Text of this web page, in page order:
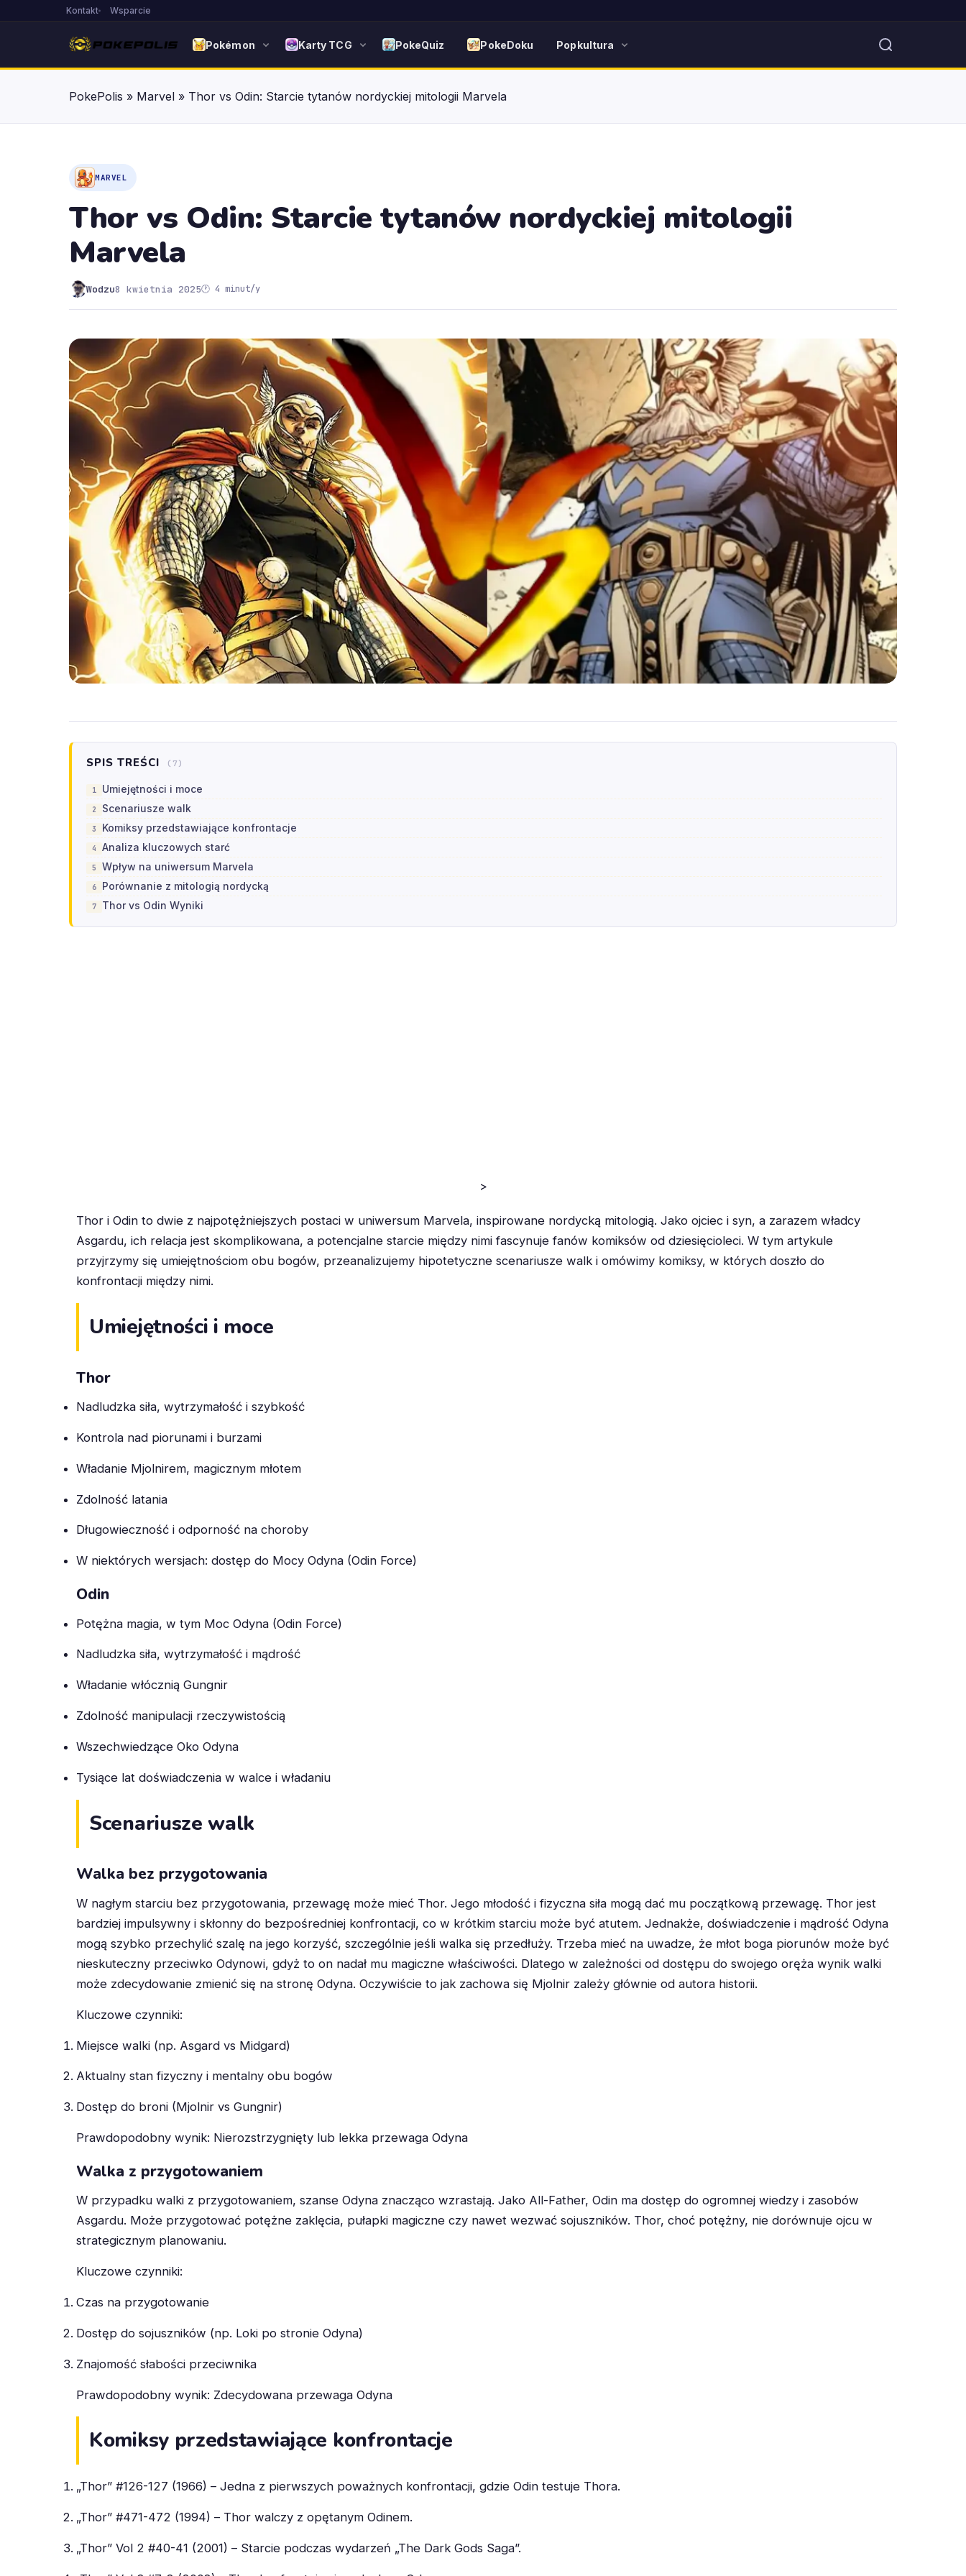
Kontakt Wsparcie
Pokémon Karty TCG PokeQuiz PokeDoku Popkultura
PokePolis » Marvel » Thor vs Odin: Starcie tytanów nordyckiej mitologii Marvela
MARVEL
Thor vs Odin: Starcie tytanów nordyckiej mitologii
Marvela
Wodzu8 kwietnia 2025🕐 4 minut/y
SPIS TREŚCI (7)
Umiejętności i moce
Scenariusze walk
Komiksy przedstawiające konfrontacje
Analiza kluczowych starć
Wpływ na uniwersum Marvela
Porównanie z mitologią nordycką
Thor vs Odin Wyniki
>
Thor i Odin to dwie z najpotężniejszych postaci w uniwersum Marvela, inspirowane nordycką mitologią. Jako ojciec i syn, a zarazem władcy
Asgardu, ich relacja jest skomplikowana, a potencjalne starcie między nimi fascynuje fanów komiksów od dziesięcioleci. W tym artykule
przyjrzymy się umiejętnościom obu bogów, przeanalizujemy hipotetyczne scenariusze walk i omówimy komiksy, w których doszło do
konfrontacji między nimi.
Umiejętności i moce
Thor
Nadludzka siła, wytrzymałość i szybkość
Kontrola nad piorunami i burzami
Władanie Mjolnirem, magicznym młotem
Zdolność latania
Długowieczność i odporność na choroby
W niektórych wersjach: dostęp do Mocy Odyna (Odin Force)
Odin
Potężna magia, w tym Moc Odyna (Odin Force)
Nadludzka siła, wytrzymałość i mądrość
Władanie włócznią Gungnir
Zdolność manipulacji rzeczywistością
Wszechwiedzące Oko Odyna
Tysiące lat doświadczenia w walce i władaniu
Scenariusze walk
Walka bez przygotowania
W nagłym starciu bez przygotowania, przewagę może mieć Thor. Jego młodość i fizyczna siła mogą dać mu początkową przewagę. Thor jest
bardziej impulsywny i skłonny do bezpośredniej konfrontacji, co w krótkim starciu może być atutem. Jednakże, doświadczenie i mądrość Odyna
mogą szybko przechylić szalę na jego korzyść, szczególnie jeśli walka się przedłuży. Trzeba mieć na uwadze, że młot boga piorunów może być
nieskuteczny przeciwko Odynowi, gdyż to on nadał mu magiczne właściwości. Dlatego w zależności od dostępu do swojego oręża wynik walki
może zdecydowanie zmienić się na stronę Odyna. Oczywiście to jak zachowa się Mjolnir zależy głównie od autora historii.
Kluczowe czynniki:
Miejsce walki (np. Asgard vs Midgard)
Aktualny stan fizyczny i mentalny obu bogów
Dostęp do broni (Mjolnir vs Gungnir)
Prawdopodobny wynik: Nierozstrzygnięty lub lekka przewaga Odyna
Walka z przygotowaniem
W przypadku walki z przygotowaniem, szanse Odyna znacząco wzrastają. Jako All-Father, Odin ma dostęp do ogromnej wiedzy i zasobów
Asgardu. Może przygotować potężne zaklęcia, pułapki magiczne czy nawet wezwać sojuszników. Thor, choć potężny, nie dorównuje ojcu w
strategicznym planowaniu.
Kluczowe czynniki:
Czas na przygotowanie
Dostęp do sojuszników (np. Loki po stronie Odyna)
Znajomość słabości przeciwnika
Prawdopodobny wynik: Zdecydowana przewaga Odyna
Komiksy przedstawiające konfrontacje
„Thor” #126-127 (1966) – Jedna z pierwszych poważnych konfrontacji, gdzie Odin testuje Thora.
„Thor” #471-472 (1994) – Thor walczy z opętanym Odinem.
„Thor” Vol 2 #40-41 (2001) – Starcie podczas wydarzeń „The Dark Gods Saga”.